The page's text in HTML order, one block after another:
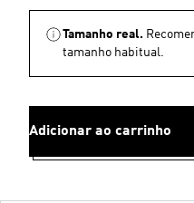
Tamanho real.
tamanho habitual.
Adicionar ao carrinho